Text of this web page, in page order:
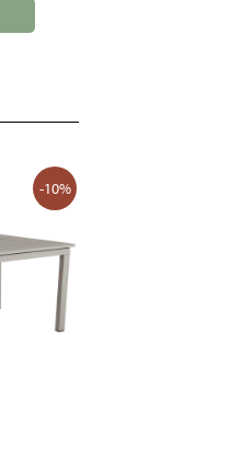
-10%